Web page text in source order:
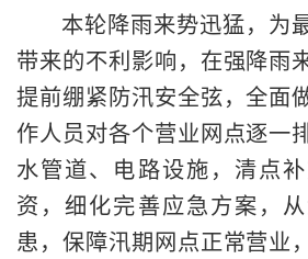
本轮降雨来势迅猛，为
带来的不利影响，在强降雨
提前绷紧防汛安全弦，全面
作人员对各个营业网点逐一
水管道、电路设施，清点
资，细化完善应急方案，
患，保障汛期网点正常营业